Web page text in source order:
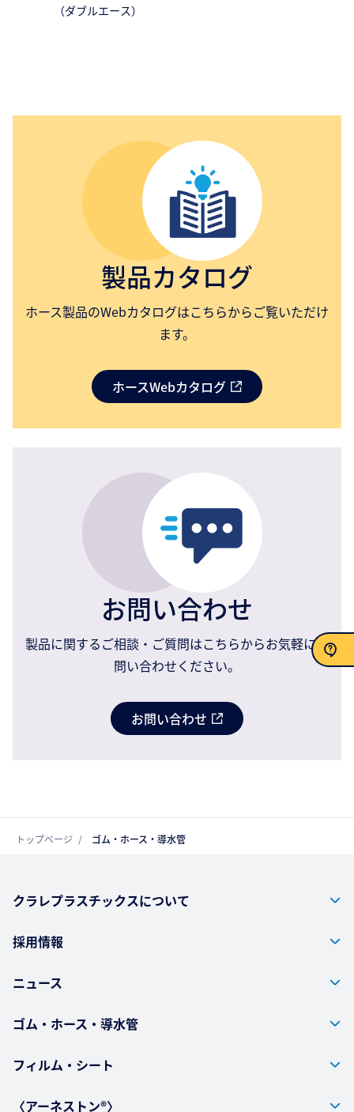
（ダブルエース）
製品カタログ
ホース製品のWebカタログはこちらからご覧いただけ
ます。
ホースWebカタログ
お問い合わせ
製品に関するご相談・ご質問はこちらからお気軽にお
問い合わせください。
お問い合わせ
トップページ ゴム・ホース・導水管
クラレプラスチックスについて
採用情報
ニュース
ゴム・ホース・導水管
フィルム・シート
〈アーネストン®〉